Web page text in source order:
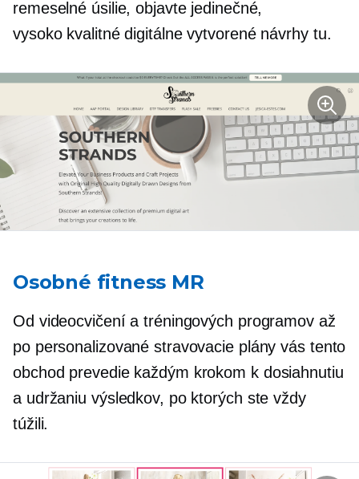
remeselné úsilie, objavte jedinečné,
vysoko kvalitnédigitálne vytvorené návrhy tu.
Osobné fitness MR
Od videocvičení a tréningových programov až
po personalizované stravovacie plány vás tento
obchod prevedie každým krokom k dosiahnutiu
a udržaniu výsledkov, po ktorých ste vždy
túžili.